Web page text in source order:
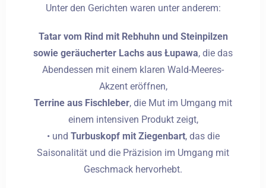
Unter den Gerichten waren unter anderem:
Tatar vom Rind mit Rebhuhn und Steinpilzen
sowie geräucherter Lachs aus Łupawa, die das
Abendessen mit einem klaren Wald-Meeres-
Akzent eröffnen,
Terrine aus Fischleber, die Mut im Umgang mit
einem intensiven Produkt zeigt,
• und Turbuskopf mit Ziegenbart, das die
Saisonalität und die Präzision im Umgang mit
Geschmack hervorhebt.